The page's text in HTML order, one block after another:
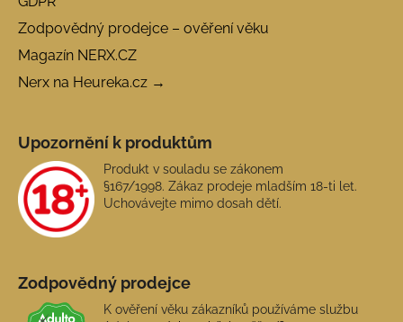
Zodpovědný prodejce – ověření věku
Magazín NERX.CZ
Nerx na Heureka.cz →
Upozornění k produktům
Produkt v souladu se zákonem
§167/1998. Zákaz prodeje mladším 18-ti let.
Uchovávejte mimo dosah dětí.
Zodpovědný prodejce
K ověření věku zákazníků používáme službu